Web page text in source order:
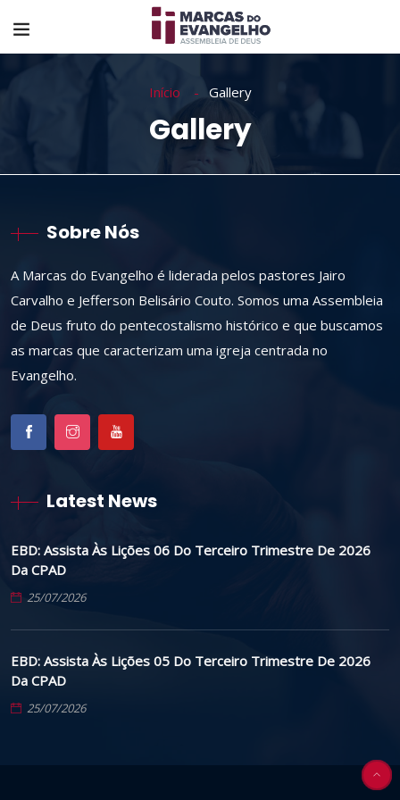
Início Gallery
Gallery
Sobre Nós
A Marcas do Evangelho é liderada pelos pastores Jairo
Carvalho e Jefferson Belisário Couto. Somos uma Assembleia
de Deus fruto do pentecostalismo histórico e que buscamos
as marcas que caracterizam uma igreja centrada no
Evangelho.
Latest News
EBD: Assista Às Lições 06 Do Terceiro Trimestre De 2026
Da CPAD
25/07/2026
EBD: Assista Às Lições 05 Do Terceiro Trimestre De 2026
Da CPAD
25/07/2026